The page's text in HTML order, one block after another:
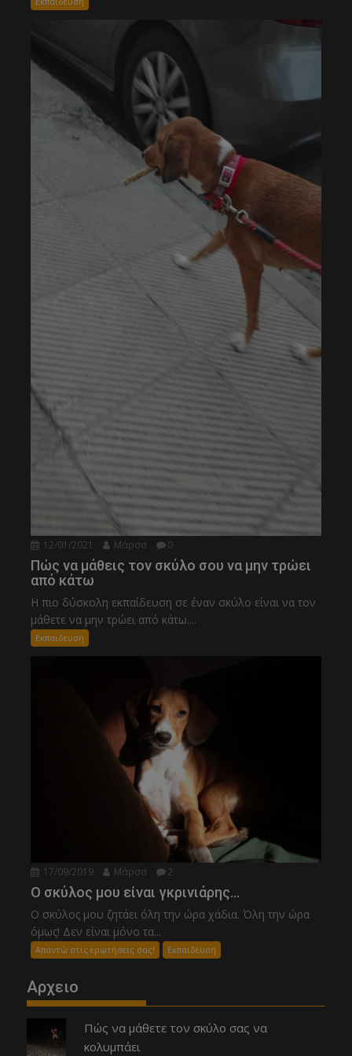
12/01/2021 Μάρσα 0
Πώς να μάθεις τον σκύλο σου να μην τρώει
από κάτω
Η πιο δύσκολη εκπαίδευση σε έναν σκύλο είναι να τον
μάθετε να μην τρώει από κάτω....
Εκπαιδευση
17/09/2019 Μάρσα 2
Ο σκύλος μου είναι γκρινιάρης…
Ο σκύλος μου ζητάει όλη την ώρα χάδια. Όλη την ώρα
όμως! Δεν είναι μόνο τα...
Απαντώ στις ερωτήσεις σας! Εκπαιδευση
Αρχειο
Πώς να μάθετε τον σκύλο σας να
κολυμπάει